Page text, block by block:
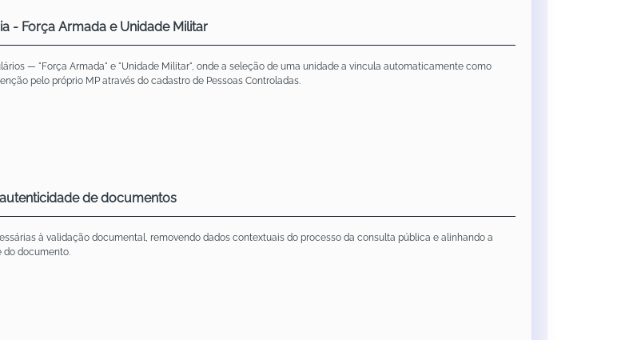
- Força Armada e Unidade Militar
— "Força Armada" e "Unidade Militar", onde a seleção de uma unidade a vincula automaticamente como
pelo próprio MP através do cadastro de Pessoas Controladas.
de documentos
à validação documental, removendo dados contextuais do processo da consulta pública e alinhando a
do documento.